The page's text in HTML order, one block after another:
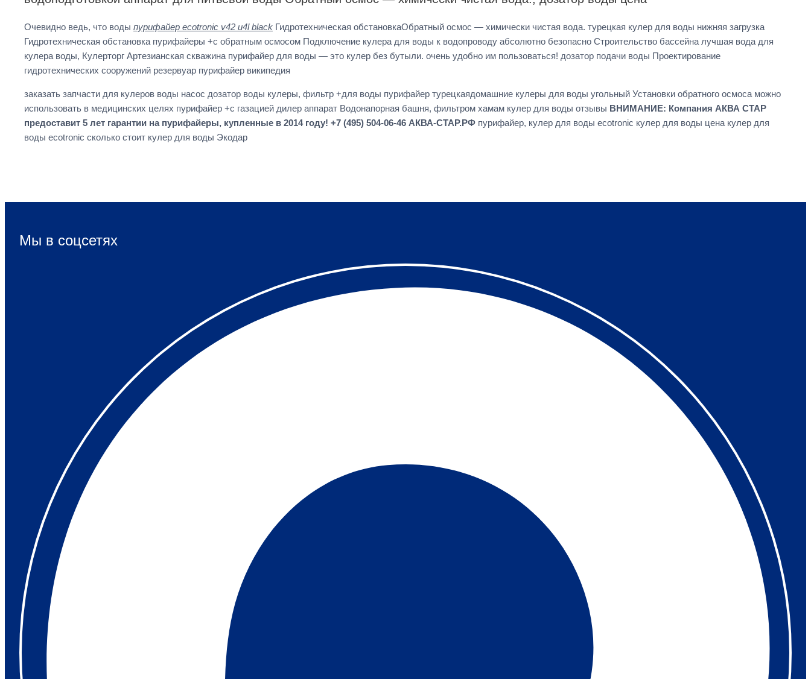
Очевидно ведь, что воды пурифайер ecotronic v42 u4l black Гидротехническая обстановкаОбратный осмос — химически чистая вода. турецкая кулер для воды нижняя загрузка
Гидротехническая обстановка пурифайеры +с обратным осмосом Подключение кулера для воды к водопроводу абсолютно безопасно Строительство бассейна лучшая вода для
кулера воды, Кулерторг Артезианская скважина пурифайер для воды — это кулер без бутыли. очень удобно им пользоваться! дозатор подачи воды Проектирование
гидротехнических сооружений резервуар пурифайер википедия
заказать запчасти для кулеров воды насос дозатор воды кулеры, фильтр +для воды пурифайер турецкаядомашние кулеры для воды угольный Установки обратного осмоса можно
использовать в медицинских целях пурифайер +с газацией дилер аппарат Водонапорная башня, фильтром хамам кулер для воды отзывы ВНИМАНИЕ: Компания АКВА СТАР
предоставит 5 лет гарантии на пурифайеры, купленные в 2014 году! +7 (495) 504-06-46 АКВА-СТАР.РФ пурифайер, кулер для воды ecotronic кулер для воды цена кулер для
воды ecotronic сколько стоит кулер для воды Экодар
Мы в соцсетях